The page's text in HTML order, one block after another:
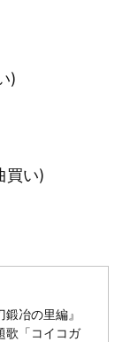
)
買い)
鍛冶の里編』
歌「コイコガ